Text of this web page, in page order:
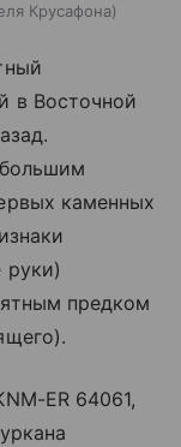
Крусафона
в Восточной
каменных
руки)
предком
ER 64061,